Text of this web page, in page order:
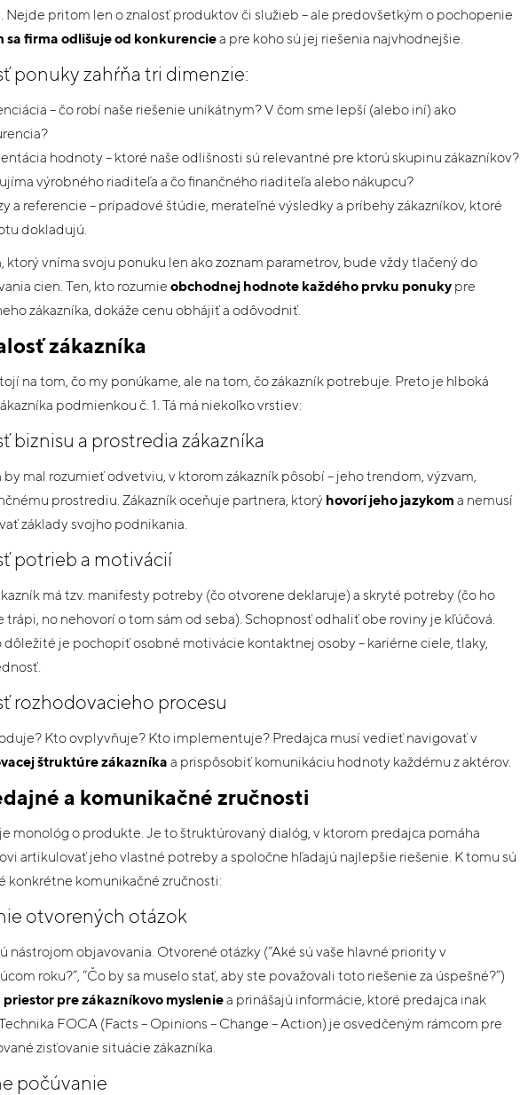
Nejde pritom len o znalosť produktov či služieb – ale predovšetkým o pochopenie
sa firma odlišuje od konkurenciea pre koho sú jej riešenia najvhodnejšie.
ponuky zahŕňa tri dimenzie:
– čo robí naše riešenie unikátnym? V čom sme lepší (alebo iní) ako
hodnoty – ktoré naše odlišnosti sú relevantné pre ktorú skupinu zákazníkov?
výrobného riaditeľa a čo finančného riaditeľa alebo nákupcu?
a referencie – prípadové štúdie, merateľné výsledky a príbehy zákazníkov, ktoré
dokladujú.
ktorý vníma svoju ponuku len ako zoznam parametrov, bude vždy tlačený do
cien. Ten, kto rozumie obchodnej hodnote každého prvku ponuky pre
zákazníka, dokáže cenu obhájiť a odôvodniť.
zákazníka
na tom, čo my ponúkame, ale na tom, čo zákazník potrebuje. Preto je hlboká
podmienkou č. 1. Tá má niekoľko vrstiev:
biznisu a prostredia zákazníka
by mal rozumieť odvetviu, v ktorom zákazník pôsobí – jeho trendom, výzvam,
prostrediu. Zákazník oceňuje partnera, ktorý hovorí jeho jazykom a nemusí
základy svojho podnikania.
potrieb a motivácií
má tzv. manifesty potreby (čo otvorene deklaruje) a skryté potreby (čo ho
trápi, no nehovorí o tom sám od seba). Schopnosť odhaliť obe roviny je kľúčová.
dôležité je pochopiť osobné motivácie kontaktnej osoby – kariérne ciele, tlaky,
rozhodovacieho procesu
Kto ovplyvňuje? Kto implementuje? Predajca musí vedieť navigovať v
štruktúre zákazníka a prispôsobiť komunikáciu hodnoty každému z aktérov.
a komunikačné zručnosti
monológ o produkte. Je to štruktúrovaný dialóg, v ktorom predajca pomáha
artikulovať jeho vlastné potreby a spoločne hľadajú najlepšie riešenie. K tomu sú
konkrétne komunikačné zručnosti:
otvorených otázok
nástrojom objavovania. Otvorené otázky (“Aké sú vaše hlavné priority v
roku?”, “Čo by sa muselo stať, aby ste považovali toto riešenie za úspešné?”)
pre zákazníkovo mysleniea prinášajú informácie, ktoré predajca inak
FOCA (Facts – Opinions – Change – Action) je osvedčeným rámcom pre
zisťovanie situácie zákazníka.
počúvanie